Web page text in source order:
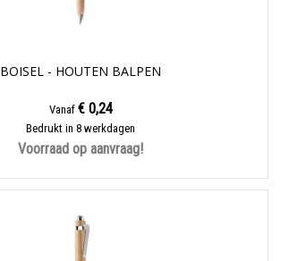
BOISEL - HOUTEN BALPEN
Vanaf € 0,24
Bedrukt in 8 werkdagen
Voorraad op aanvraag!